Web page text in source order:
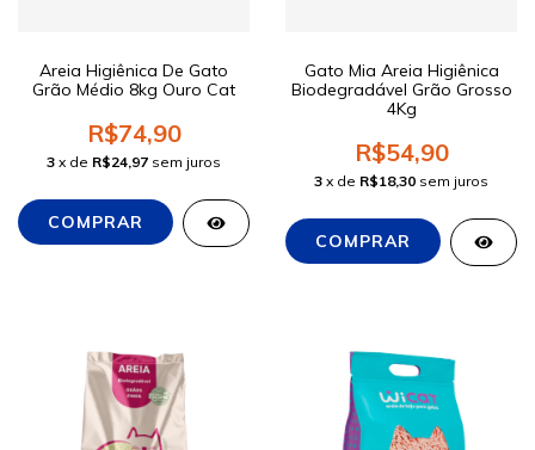
Areia Higiênica De Gato
Grão Médio 8kg Ouro Cat
R$74,90
3 x de R$24,97 sem juros
Gato Mia Areia Higiênica
Biodegradável Grão Grosso
4Kg
R$54,90
3 x de R$18,30 sem juros